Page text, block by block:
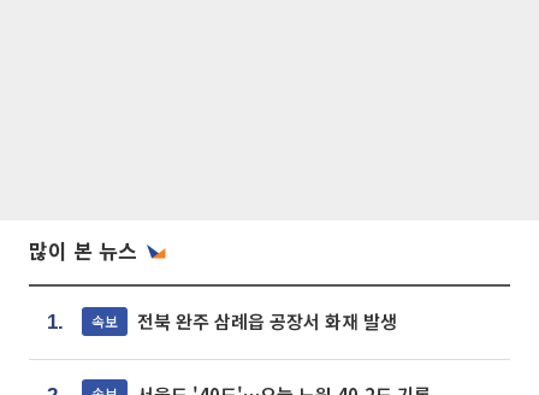
많이 본 뉴스
1. 속보 전북 완주 삼례읍 공장서 화재 발생